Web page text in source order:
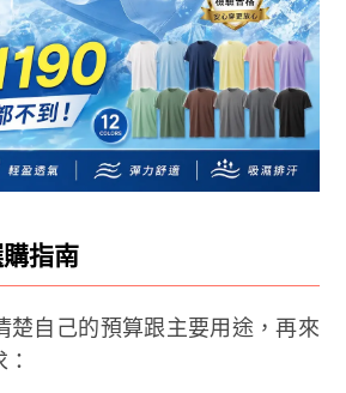
指南
楚自己的預算跟主要用途，再來